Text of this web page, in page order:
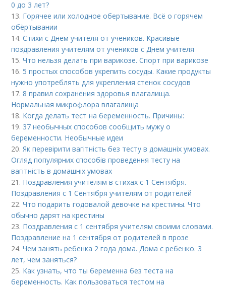
0 до 3 лет?
13. Горячее или холодное обертывание. Всё о горячем
обёртывании
14.Стихи с Днем учителя от учеников. Красивые
поздравления учителям от учеников с Днем учителя
15.Что нельзя делать при варикозе. Спорт при варикозе
16. 5 простых способов укрепить сосуды. Какие продукты
нужно употреблять для укрепления стенок сосудов
17.8 правил сохранения здоровья влагалища.
Нормальная микрофлора влагалища
18. Когда делать тест на беременность. Причины:
19. 37 необычных способов сообщить мужу о
беременности. Необычные идеи
20.Як перевірити вагітність без тесту в домашніх умовах.
Огляд популярних способів проведення тесту на
вагітність в домашніх умовах
21. Поздравления учителям в стихах с 1 Сентября.
Поздравления с 1 Сентября учителям от родителей
22.Что подарить годовалой девочке на крестины. Что
обычно дарят на крестины
23. Поздравления с 1 сентября учителям своими словами.
Поздравление на 1 сентября от родителей в прозе
24.Чем занять ребенка 2 года дома. Дома с ребенко. 3
лет, чем заняться?
25. Как узнать, что ты беременна без теста на
беременность. Как пользоваться тестом на